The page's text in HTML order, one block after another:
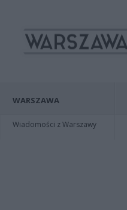
WARSZAWA
Wiadomości z Warszawy